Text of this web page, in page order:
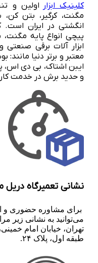
کلینیک ابزار اولین و
مگنت، کرگیر، بتن
انگشتی در ایران است.
پیچی انواع پایه مگنت،
ابزار آلات برقی صنعتی
معتبر و برتر دنیا مانند:
ایبن اشتاک، بی دی اس،
و حدید برش در خدمت
نشانی تعمیرگاه
برای مشاوره حضوری و
می‌توانید به نشانی زیر
تهران، خیابان امام
طبقه اول، پلاک ۲۴.